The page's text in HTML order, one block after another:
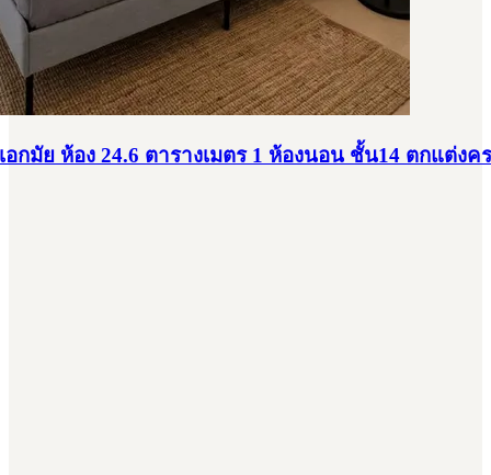
กมัย ห้อง 24.6 ตารางเมตร 1 ห้องนอน ชั้น14 ตกแต่งค